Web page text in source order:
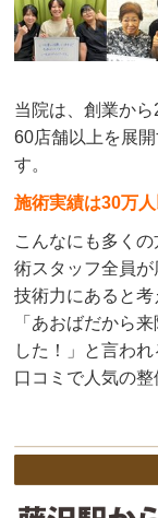
当院は、創業か
60店舗以上を展
す。
施術実績は30万人
こんなにも多く
術スタッフ全員
技術力にあると考
「あおばだから
した！」と言わ
口コミで人気の整